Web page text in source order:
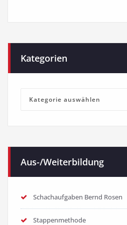
Kategorien
Kategorien
Aus-/Weiterbildung
Schachaufgaben Bernd Rosen
Stappenmethode